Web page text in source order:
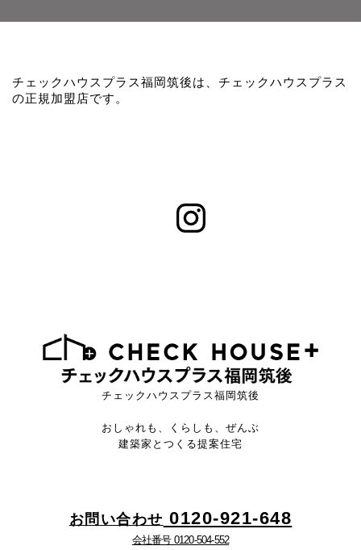
チェックハウスプラス福岡筑後は、チェックハウスプラス
の正規加盟店です。
チェックハウスプラス福岡筑後
おしゃれも、くらしも、ぜんぶ
建築家とつくる提案住宅
お問い合わせ 0120-921-648
会社番号 0120-504-552